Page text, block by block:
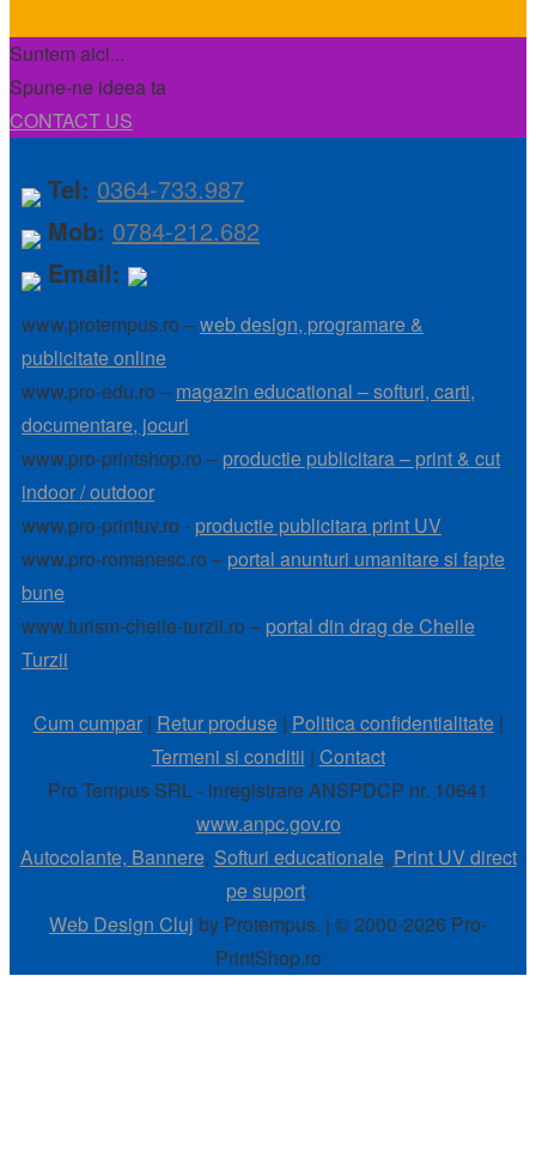
Suntem aici...
Spune-ne ideea ta
CONTACT US
Tel: 0364-733.987
Mob: 0784-212.682
Email:
www.protempus.ro –web design, programare &
publicitate online
www.pro-edu.ro – magazin educational – softuri, carti,
documentare, jocuri
www.pro-printshop.ro – productie publicitara – print & cut
indoor / outdoor
www.pro-printuv.ro - productie publicitara print UV
www.pro-romanesc.ro – portal anunturi umanitare si fapte
bune
www.turism-cheile-turzii.ro – portal din drag de Cheile
Turzii
Cum cumpar| Retur produse| Politica confidentialitate|
Termeni si conditii | Contact
Pro Tempus SRL - inregistrare ANSPDCP nr. 10641
www.anpc.gov.ro
Autocolante, Bannere, Softuri educationale, Print UV direct
pe suport.
Web Design Cluj by Protempus. | © 2000-2026 Pro-
PrintShop.ro